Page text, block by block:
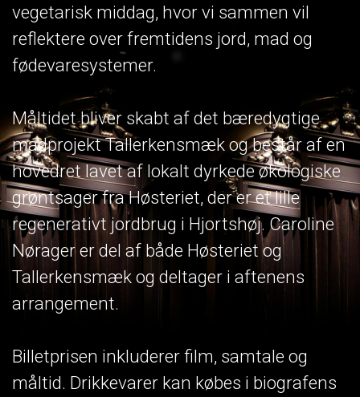
vegetarisk middag, hvor vi sammen vil
reflektere over fremtidens jord, mad og
fødevaresystemer.
Måltidet bliver skabt af det bæredygtige
madprojekt Tallerkensmæk og består af en
hovedret lavet af lokalt dyrkede økologiske
grøntsager fra Høsteriet, der er et lille
regenerativt jordbrug i Hjortshøj. Caroline
Nørager er del af både Høsteriet og
Tallerkensmæk og deltager i aftenens
arrangement.
Billetprisen inkluderer film, samtale og
måltid. Drikkevarer kan købes i biografens